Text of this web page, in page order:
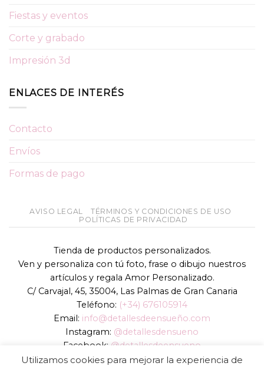
Fiestas y eventos
Corte y grabado
Impresión 3d
ENLACES DE INTERÉS
Contacto
Envíos
Formas de pago
AVISO LEGAL
TÉRMINOS Y CONDICIONES DE USO
POLÍTICAS DE PRIVACIDAD
Tienda de productos personalizados.
Ven y personaliza con tú foto, frase o dibujo nuestros
artículos y regala Amor Personalizado.
C/ Carvajal, 45, 35004, Las Palmas de Gran Canaria
Teléfono: (+34) 676105914
Email: info@detallesdeensueño.com
Instagram: @detallesdensueno
Facebook: @detallesdeensueno
TikTok: @detallesdensueno
Utilizamos cookies para mejorar la experiencia de